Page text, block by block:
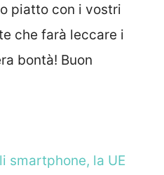
piatto con i vostri
che farà leccare i
bontà! Buon
smartphone, la UE